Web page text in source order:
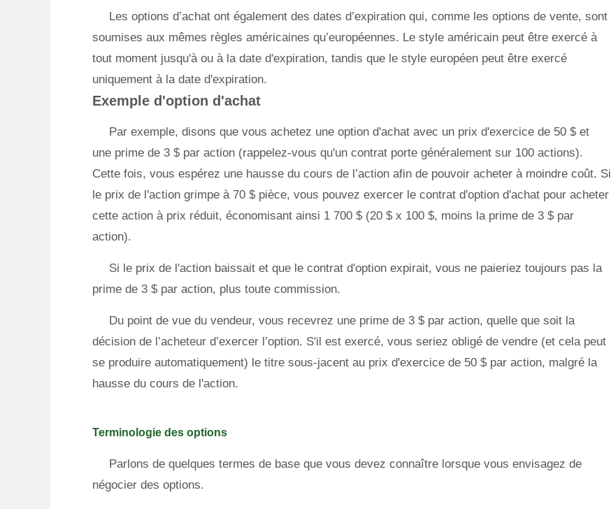
Les options d’achat ont également des dates d’expiration qui, comme les options de vente, sont
soumises aux mêmes règles américaines qu’européennes. Le style américain peut être exercé à
tout moment jusqu'à ou à la date d'expiration, tandis que le style européen peut être exercé
uniquement à la date d'expiration.
Exemple d'option d'achat
Par exemple, disons que vous achetez une option d'achat avec un prix d'exercice de 50 $ et
une prime de 3 $ par action (rappelez-vous qu'un contrat porte généralement sur 100 actions).
Cette fois, vous espérez une hausse du cours de l’action afin de pouvoir acheter à moindre coût. Si
le prix de l'action grimpe à 70 $ pièce, vous pouvez exercer le contrat d'option d'achat pour acheter
cette action à prix réduit, économisant ainsi 1 700 $ (20 $ x 100 $, moins la prime de 3 $ par
action).
Si le prix de l'action baissait et que le contrat d'option expirait, vous ne paieriez toujours pas la
prime de 3 $ par action, plus toute commission.
Du point de vue du vendeur, vous recevrez une prime de 3 $ par action, quelle que soit la
décision de l’acheteur d’exercer l’option. S'il est exercé, vous seriez obligé de vendre (et cela peut
se produire automatiquement) le titre sous-jacent au prix d'exercice de 50 $ par action, malgré la
hausse du cours de l'action.
Terminologie des options
Parlons de quelques termes de base que vous devez connaître lorsque vous envisagez de
négocier des options.